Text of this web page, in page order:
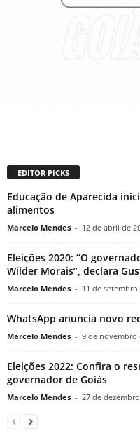
EDITOR PICKS
Educação de Aparecida
alimentos
Marcelo Mendes - 12 de abril de
Eleições 2020: “O
Wilder Morais”, declara
Marcelo Mendes - 11 de setembro
WhatsApp anuncia novo
Marcelo Mendes - 9 de novembro
Eleições 2022: Confira o
governador de Goiás
Marcelo Mendes - 27 de